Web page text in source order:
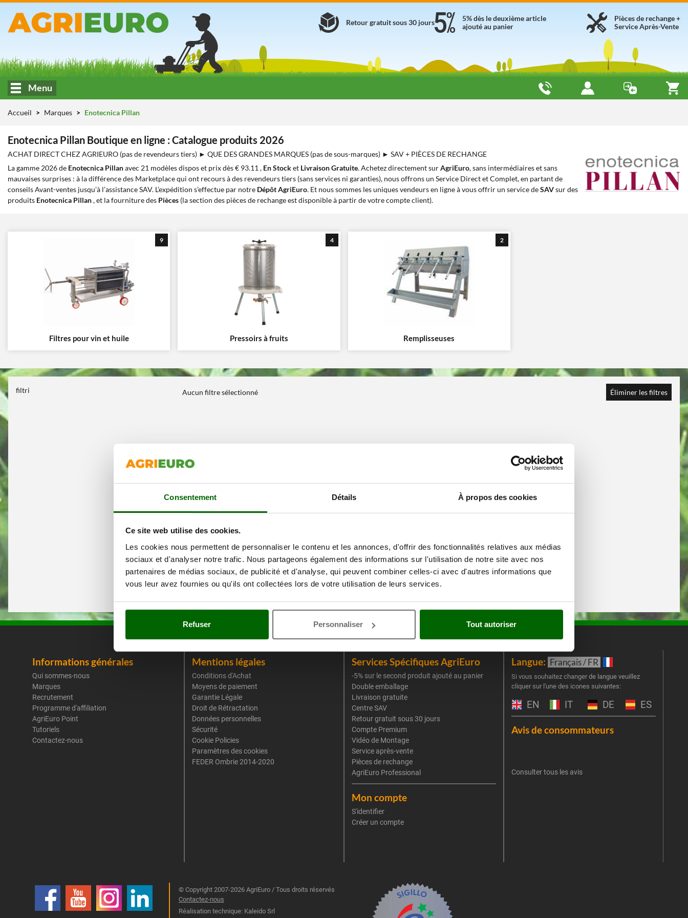
Consentement Détails À propos des cookies
Ce site web utilise des cookies.
Les cookies nous permettent de personnaliser le contenu et les annonces, d'offrir des fonctionnalités relatives aux médias
sociaux et d'analyser notre trafic. Nous partageons également des informations sur l'utilisation de notre site avec nos
partenaires de médias sociaux, de publicité et d'analyse, qui peuvent combiner celles-ci avec d'autres informations que
vous leur avez fournies ou qu'ils ont collectées lors de votre utilisation de leurs services.
Refuser Personnaliser Tout autoriser
Pièces de rechange +
Service Après-Vente
5% dès le deuxième article
ajouté au panier
Retour gratuit sous 30 jours
Menu
Accueil Marques Enotecnica Pillan
Enotecnica Pillan Boutique en ligne : Catalogue produits 2026
ACHAT DIRECT CHEZ AGRIEURO (pas de revendeurs tiers) ► QUE DES GRANDES MARQUES (pas de sous-marques) ► SAV + PIÈCES DE RECHANGE
La gamme 2026 de Enotecnica Pillanavec 21 modèles dispos et prix dès € 93.11 , En Stocket Livraison Gratuite. Achetez directement surAgriEuro, sans intermédiaires et sans
mauvaises surprises : à la différence des Marketplace qui ont recours à des revendeurs tiers (sans services ni garanties), nous offrons un Service Direct et Complet, en partant de
conseils Avant-ventes jusqu’à l’assistance SAV. L’expédition s’effectue par notre Dépôt AgriEuro. Et nous sommes les uniques vendeurs en ligne à vous offrir un service deSAVsur des
produits Enotecnica Pillan, et la fourniture des Pièces (la section des pièces de rechange est disponible à partir de votre compte client).
Filtres pour vin et huile
9
Pressoirs à fruits
4
Remplisseuses
2
filtri Aucun filtre sélectionné Éliminer les filtres
Informations générales
Qui sommes-nous
Marques
Recrutement
Programme d'affiliation
AgriEuro Point
Tutoriels
Contactez-nous
Mentions légales
Conditions d'Achat
Moyens de paiement
Garantie Légale
Droit de Rétractation
Données personnelles
Sécurité
Cookie Policies
Paramètres des cookies
FEDER Ombrie 2014-2020
Services Spécifiques AgriEuro
-5% sur le second produit ajouté au panier
Double emballage
Livraison gratuite
Centre SAV
Retour gratuit sous 30 jours
Compte Premium
Vidéo de Montage
Service après-vente
Pièces de rechange
AgriEuro Professional
Mon compte
S'identifier
Créer un compte
Langue: Français / FR
Si vous souhaitez changer de langue veuillez
cliquer sur l'une des icones suivantes:
EN IT DE ES
Avis de consommateurs
Consulter tous les avis
© Copyright 2007-2026 AgriEuro / Tous droits réservés
Contactez-nous
Réalisation technique: Kaleido Srl